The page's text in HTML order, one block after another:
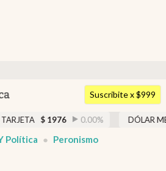
Argentina
Suscribite x $999
1976 0.00% DÓLAR MEP $
Política Peronismo